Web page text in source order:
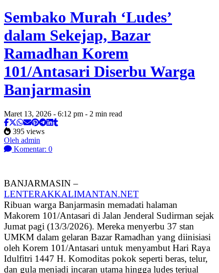
Sembako Murah ‘Ludes’
dalam Sekejap, Bazar
Ramadhan Korem
101/Antasari Diserbu Warga
Banjarmasin
Maret 13, 2026 - 6:12 pm - 2 min read
395 views
Oleh admin
Komentar: 0
BANJARMASIN –
LENTERAKKALIMANTAN.NET
Ribuan warga Banjarmasin memadati halaman
Makorem 101/Antasari di Jalan Jenderal Sudirman sejak
Jumat pagi (13/3/2026). Mereka menyerbu 37 stan
UMKM dalam gelaran Bazar Ramadhan yang diinisiasi
oleh Korem 101/Antasari untuk menyambut Hari Raya
Idulfitri 1447 H. Komoditas pokok seperti beras, telur,
dan gula menjadi incaran utama hingga ludes terjual